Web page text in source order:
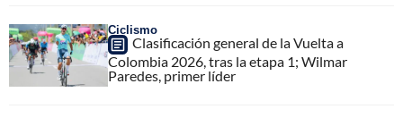
Ciclismo
Clasificación general de la Vuelta a
Colombia 2026, tras la etapa 1; Wilmar
Paredes, primer líder